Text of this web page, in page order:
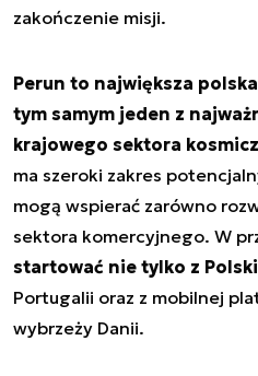
zakończenie misji.
Perun to największa
tym samym jeden z
krajowego sektora
ma szeroki zakres
mogą wspierać zarówno
sektora komercyjnego. W
startować nie tylko z Polski
Portugalii oraz z mobilnej
wybrzeży Danii.